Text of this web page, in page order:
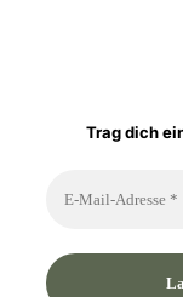
Trag dich